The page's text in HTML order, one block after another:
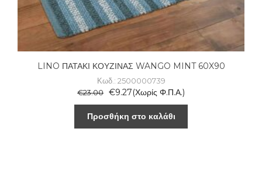
LINO ΠΑΤΑΚΙ ΚΟΥΖΙΝΑΣ WANGO MINT 60X90
Κωδ.: 2500000739
€23.00 €9.27(Χωρίς Φ.Π.Α.)
Προσθήκη στο καλάθι